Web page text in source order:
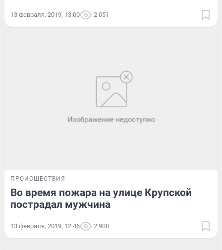
13 февраля, 2019, 13:00 2 051
ПРОИСШЕСТВИЯ
Во время пожара на улице Крупской
пострадал мужчина
13 февраля, 2019, 12:46 2 908